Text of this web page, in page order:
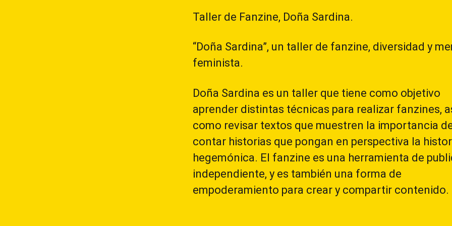
Taller de Fanzine, Doña Sardina.
“Doña Sardina”, un taller de fanzine, diversidad y
feminista.
Doña Sardina es un taller que tiene como objetivo
aprender distintas técnicas para realizar fanzines,
como revisar textos que muestren la importancia
contar historias que pongan en perspectiva la
hegemónica. El fanzine es una herramienta de
independiente, y es también una forma de
empoderamiento para crear y compartir contenido.